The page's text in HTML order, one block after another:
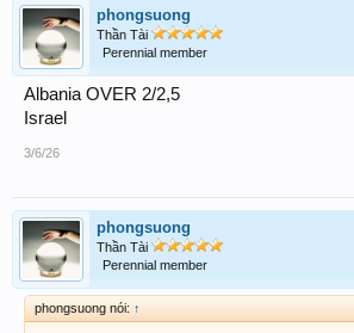
phongsuong
Thần Tài
Perennial member
Albania OVER 2/2,5
Israel
3/6/26
phongsuong
Thần Tài
Perennial member
phongsuong nói: ↑